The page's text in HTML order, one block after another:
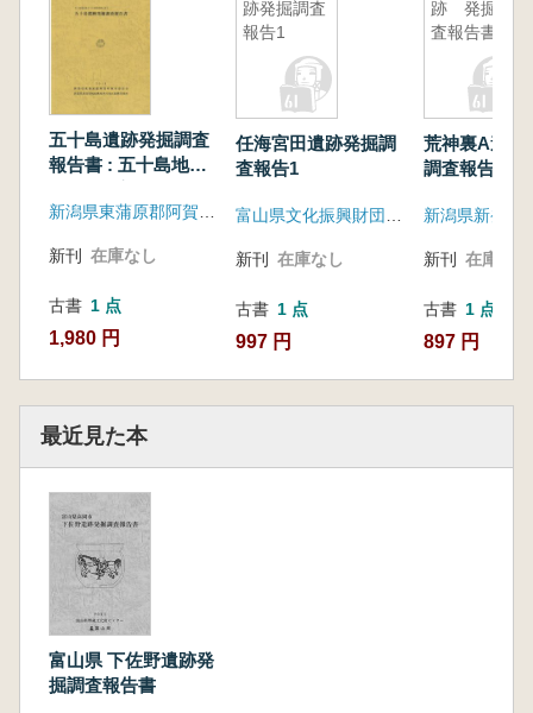
五十島遺跡発掘調査
報告書 : 五十島地区
伴う
新刊 在庫なし
古書 1 点
1,980 円
跡発掘調査
報告1
任海宮田遺跡発掘調
査報告1
新刊 在庫なし
古書 1 点
997 円
跡 発掘調
査報告書
荒神裏A遺
調査報告書
新刊 在庫なし
古書 1 点
897 円
最近見た本
富山県 下佐野遺跡発
掘調査報告書